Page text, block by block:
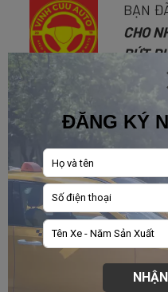
BẠN
Website:
Hotline:0868.09.3663
Về chúng tôi
CHO
BỨT
ĐĂNG KÝ